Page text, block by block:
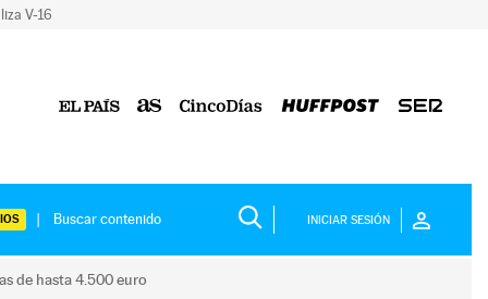
V-16
INICIAR SESIÓN
de hasta 4.500 euro